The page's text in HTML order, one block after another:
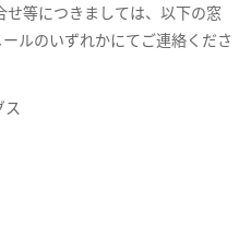
等につきましては、以下の窓
ルのいずれかにてご連絡くださ